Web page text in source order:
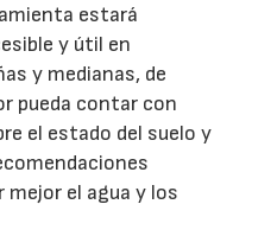
estará
y útil en
y medianas, de
pueda contar con
el estado del suelo y
el agua y los